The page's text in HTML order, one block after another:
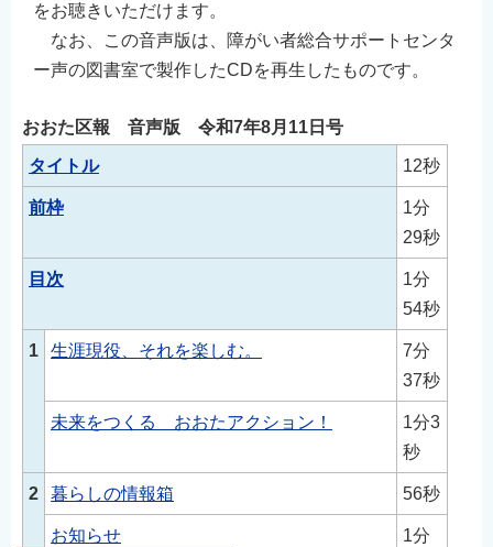
をお聴きいただけます。
なお、この音声版は、障がい者総合サポートセンタ
ー声の図書室で製作したCDを再生したものです。
おおた区報 音声版 令和7年8月11日号
タイトル 12秒
前枠
1分
29秒
目次
1分
54秒
1 生涯現役、それを楽しむ。
7分
37秒
未来をつくる おおたアクション！
1分3
秒
2 暮らしの情報箱 56秒
お知らせ
1分